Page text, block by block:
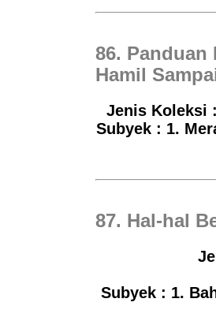
86. Panduan
Hamil
Jenis Koleksi
Subyek : 1.
87. Hal-hal
Subyek : 1.